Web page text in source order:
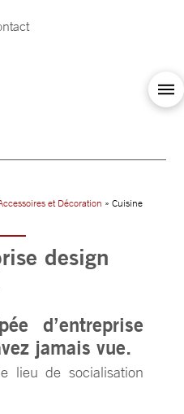
et Décoration » Cuisine
design
d’entreprise
jamais vue.
lieu de socialisation